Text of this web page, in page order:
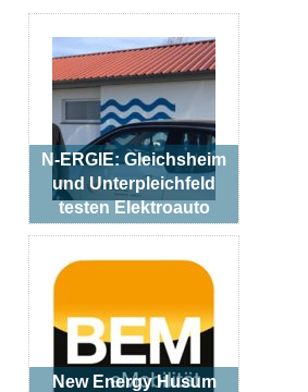
N-ERGIE: Gleichsheim
und Unterpleichfeld
testen Elektroauto
New Energy Husum